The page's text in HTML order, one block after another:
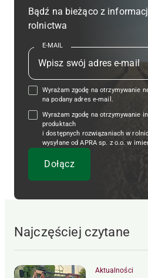
Bądź na bieżąco z
rolnictwa
E-MAIL
Wyrażam zgodę na otrzymywanie
na podany adres e-mail.
Wyrażam zgodę na otrzymywanie
produktach
i dostępnych rozwiązaniach w
wysyłane od APRA sp. z o.o. w
Najczęściej czytane
Aktualności